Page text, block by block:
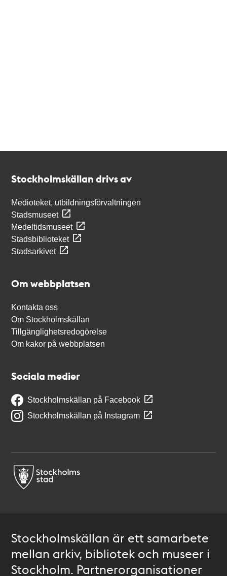
Stockholmskällan drivs av
Medioteket, utbildningsförvaltningen
Stadsmuseet
Medeltidsmuseet
Stadsbiblioteket
Stadsarkivet
Om webbplatsen
Kontakta oss
Om Stockholmskällan
Tillgänglighetsredogörelse
Om kakor på webbplatsen
Sociala medier
Stockholmskällan på Facebook
Stockholmskällan på Instagram
Stockholmskällan är ett samarbete
mellan arkiv, bibliotek och museer i
Stockholm. Partnerorganisationer